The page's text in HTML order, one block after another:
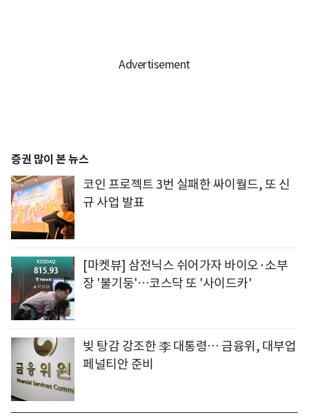
증권 많이 본 뉴스
코인 프로젝트 3번 실패한 싸이월드, 또 신
규 사업 발표
[마켓뷰] 삼전닉스 쉬어가자 바이오·소부
장 '불기둥'…코스닥 또 '사이드카'
빚 탕감 강조한 李 대통령… 금융위, 대부업
페널티안 준비